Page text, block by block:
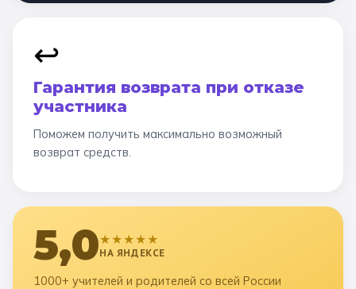
↩️
Гарантия возврата при отказе
участника
Поможем получить максимально возможный
возврат средств.
5,0★★★★★
НА ЯНДЕКСЕ
1000+ учителей и родителей со всей России